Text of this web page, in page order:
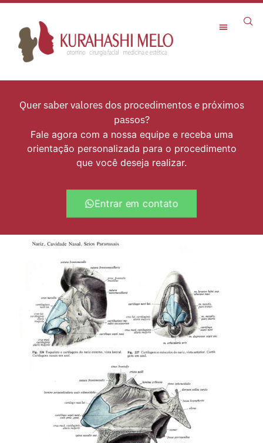
Quer saber valores dos procedimentos e próximos
passos?
Fale agora com a nossa equipe e receba uma
orientação personalizada para o procedimento
que você deseja realizar.
Entrar em contato